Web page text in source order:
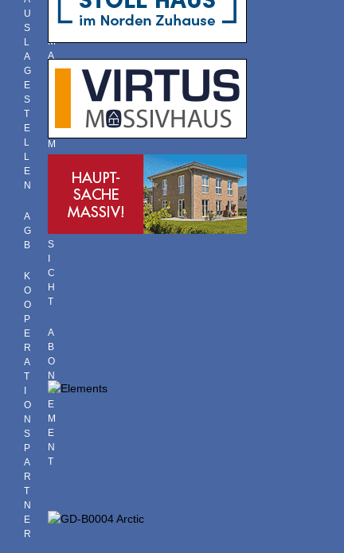
U
S
L
A
G
E
S
T
E
L
L
E
N
A
G
B
K
O
O
P
E
R
A
T
O
N
S
P
A
R
T
N
E
R
M
A
M
S
C
H
T
A
B
O
N
N
E
M
E
N
T